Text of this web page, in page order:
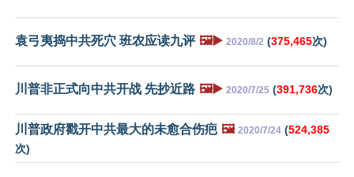
袁弓夷捣中共死穴 班农应读九评 🖼️▶️ 2020/8/2 (375,465次)
川普非正式向中共开战 先抄近路 🖼️▶️ 2020/7/25 (391,736次)
川普政府戳开中共最大的未愈合伤疤 🖼️ 2020/7/24 (524,385
次)